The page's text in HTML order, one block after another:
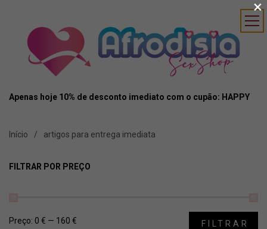
Apenas hoje 10% de desconto imediato com o cupão: HAPPY
Início artigos para entrega imediata
FILTRAR POR PREÇO
FILTRAR
Preço: 0 € — 160 €
×